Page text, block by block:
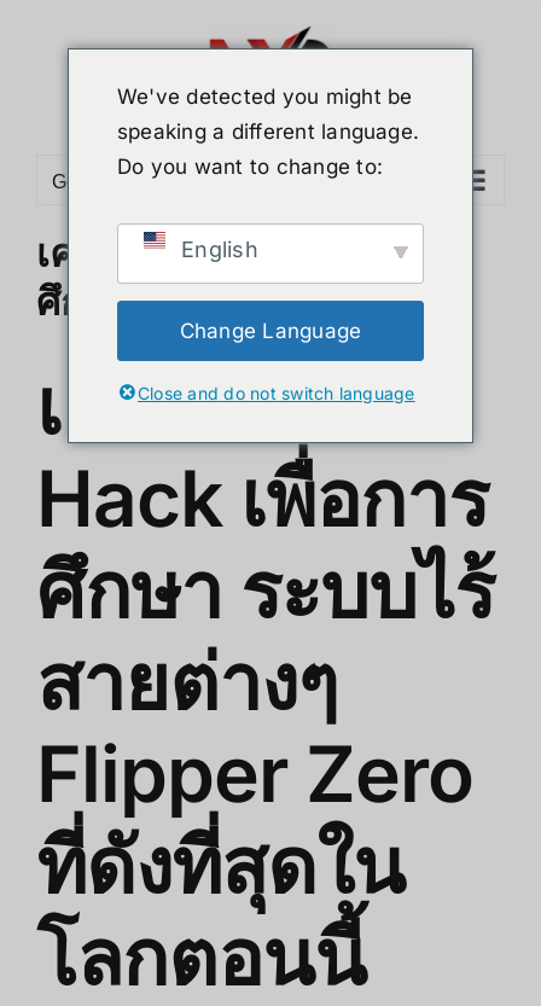
Go to...
เครื่องมือ Hack เพื่อการ
ศึกษา
เครื่องมือ
Hack เพื่อการ
ศึกษา ระบบไร้
สายต่างๆ
Flipper Zero
ที่ดังที่สุดใน
โลกตอนนี้
We've detected you might be
speaking a different language.
Do you want to change to:
English
Change Language
Close and do not switch language